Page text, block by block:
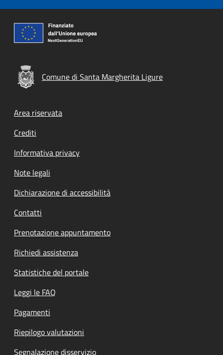
Comune di Santa Margherita Ligure
Footer menu
Area riservata
Crediti
Informativa privacy
Note legali
Dichiarazione di accessibilità
Contatti
Prenotazione appuntamento
Richiedi assistenza
Statistiche del portale
Leggi le FAQ
Pagamenti
Riepilogo valutazioni
Segnalazione disservizio